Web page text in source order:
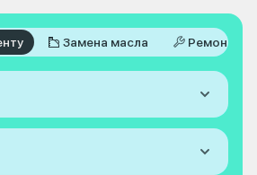
Замена масла Ремонт